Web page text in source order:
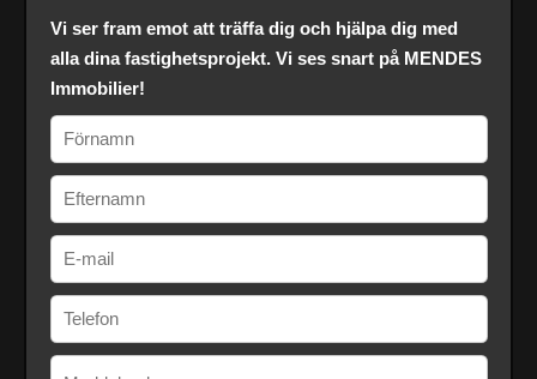
Vi ser fram emot att träffa dig och hjälpa dig med
alla dina fastighetsprojekt. Vi ses snart på MENDES
Immobilier!